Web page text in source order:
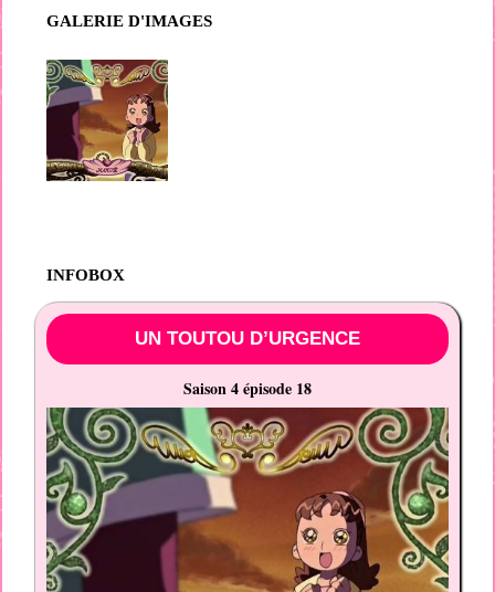
GALERIE D'IMAGES
INFOBOX
UN TOUTOU D’URGENCE
Saison 4 épisode 18